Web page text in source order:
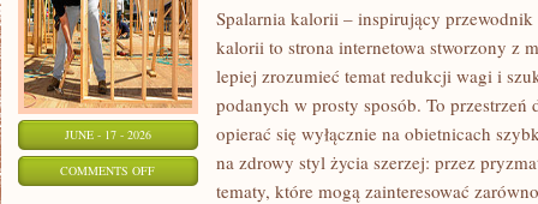
JUNE - 17 - 2026
COMMENTS OFFON
Spalarnia kalorii – inspirujący
kalorii to strona internetowa stworzony z
lepiej zrozumieć temat redukcji wagi i
podanych w prosty sposób. To
opierać się wyłącznie na obietnicach
na zdrowy styl życia szerzej: przez
tematy, które mogą zainteresować